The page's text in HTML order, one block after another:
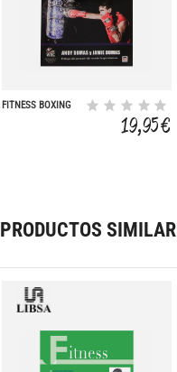
FITNESS BOXING
19,95 €
PRODUCTOS